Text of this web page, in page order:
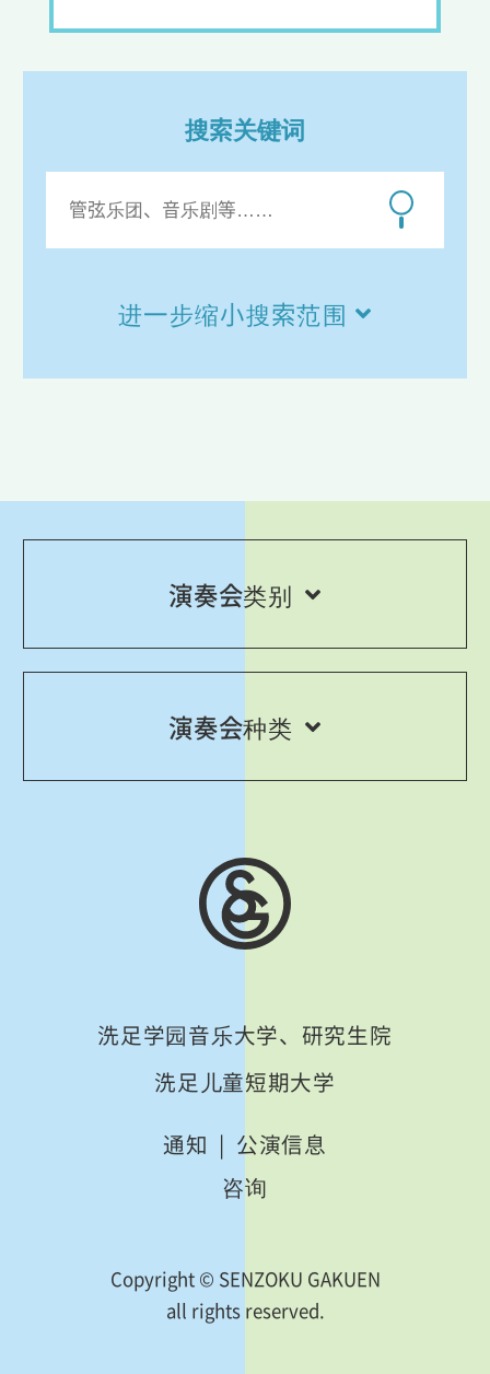
搜索关键词
进一步缩小搜索范围
演奏会类别
演奏会种类
洗足学园音乐大学、研究生院
洗足儿童短期大学
通知
公演信息
咨询
Copyright © SENZOKU GAKUEN
all rights reserved.